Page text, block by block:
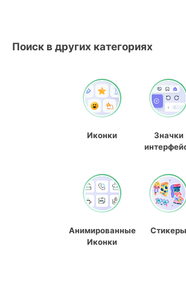
Поиск в других категориях
Иконки
Значки
Анимированные
Иконки
Стикеры